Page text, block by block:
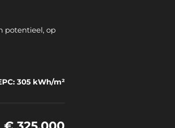
potentieel, op
305 kWh/m²